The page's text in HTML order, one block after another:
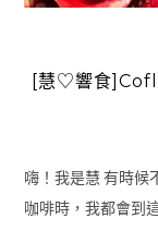
[慧♡響食
嗨！我是慧 有時候
咖啡時，我都會到